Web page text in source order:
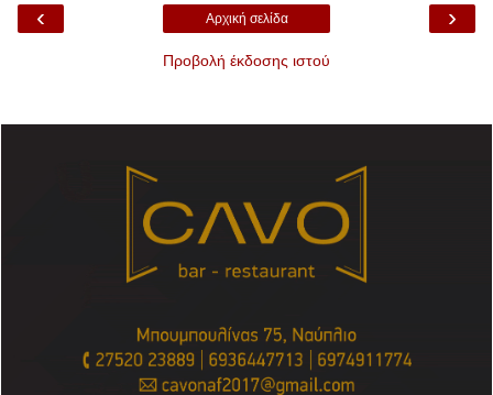
‹ ›
Αρχική σελίδα
Προβολή έκδοσης ιστού